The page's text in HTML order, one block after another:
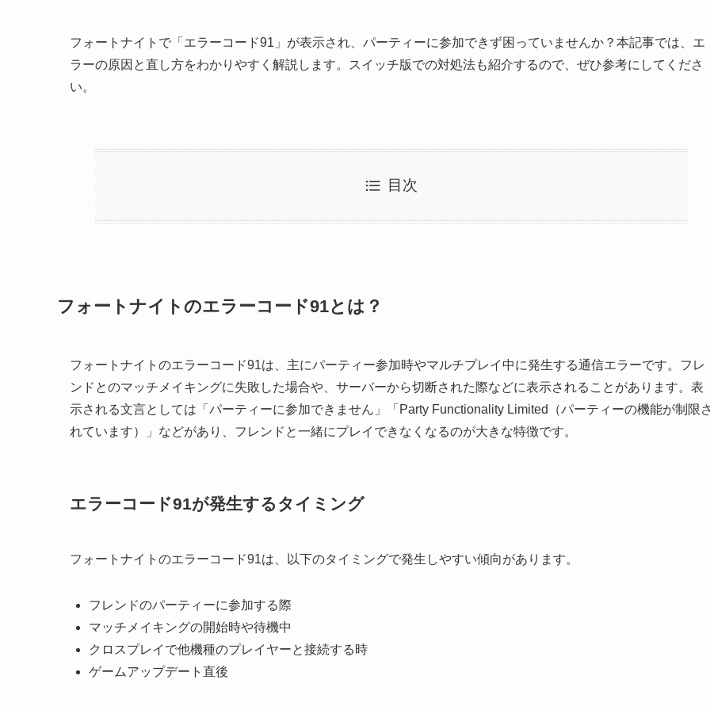
フォートナイトで「エラーコード91」が表示され、パーティーに参加できず困っていませんか？本記事では、エ
ラーの原因と直し方をわかりやすく解説します。スイッチ版での対処法も紹介するので、ぜひ参考にしてくださ
い。
目次
フォートナイトのエラーコード91とは？
フォートナイトのエラーコード91は、主にパーティー参加時やマルチプレイ中に発生する通信エラーです。フレ
ンドとのマッチメイキングに失敗した場合や、サーバーから切断された際などに表示されることがあります。表
示される文言としては「パーティーに参加できません」「Party Functionality Limited（パーティーの機能が制限
れています）」などがあり、フレンドと一緒にプレイできなくなるのが大きな特徴です。
エラーコード91が発生するタイミング
フォートナイトのエラーコード91は、以下のタイミングで発生しやすい傾向があります。
フレンドのパーティーに参加する際
マッチメイキングの開始時や待機中
クロスプレイで他機種のプレイヤーと接続する時
ゲームアップデート直後